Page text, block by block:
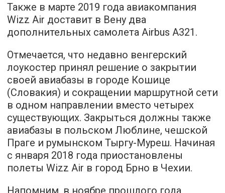
Также в марте 2019 года авиакомпания
Wizz Air доставит в Вену два
дополнительных самолета Airbus А321.
Отмечается, что недавно венгерский
лоукостер принял решение о закрытии
своей авиабазы в городе Кошице
(Словакия) и сокращении маршрутной сети
в одном направлении вместо четырех
существующих. Закрыться должны также
авиабазы в польском Люблине, чешской
Праге и румынском Тыргу-Муреш. Начиная
с января 2018 года приостановлены
полеты Wizz Air в город Брно в Чехии.
Напомним, в ноябре прошлого года